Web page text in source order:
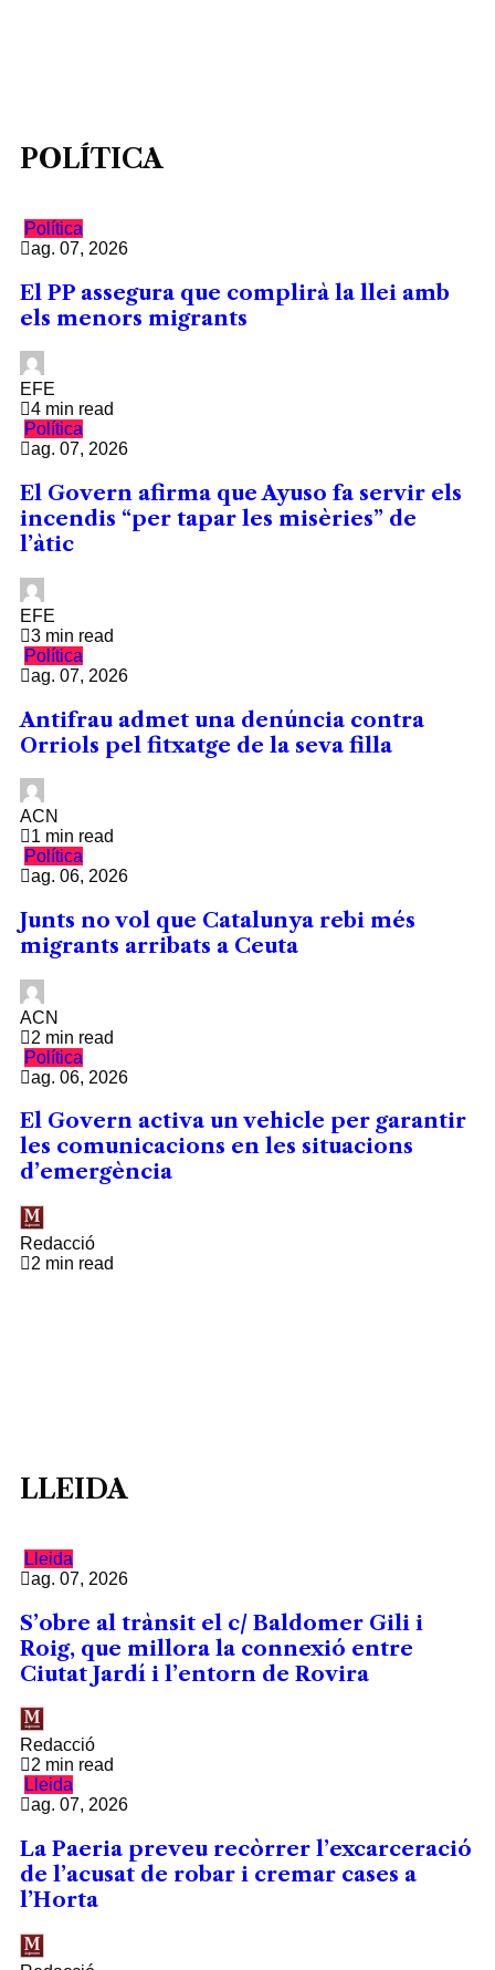
POLÍTICA
Política
ag. 07, 2026
El PP assegura que complirà la llei amb
els menors migrants
EFE
4 min read
Política
ag. 07, 2026
El Govern afirma que Ayuso fa servir els
incendis “per tapar les misèries” de
l’àtic
EFE
3 min read
Política
ag. 07, 2026
Antifrau admet una denúncia contra
Orriols pel fitxatge de la seva filla
ACN
1 min read
Política
ag. 06, 2026
Junts no vol que Catalunya rebi més
migrants arribats a Ceuta
ACN
2 min read
Política
ag. 06, 2026
El Govern activa un vehicle per garantir
les comunicacions en les situacions
d’emergència
Redacció
2 min read
LLEIDA
Lleida
ag. 07, 2026
S’obre al trànsit el c/ Baldomer Gili i
Roig, que millora la connexió entre
Ciutat Jardí i l’entorn de Rovira
Redacció
2 min read
Lleida
ag. 07, 2026
La Paeria preveu recòrrer l’excarceració
de l’acusat de robar i cremar cases a
l’Horta